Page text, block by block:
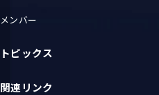
メンバー
トピックス
関連リンク